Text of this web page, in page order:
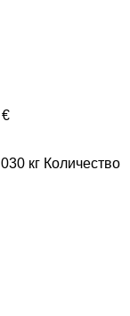
кг Количество